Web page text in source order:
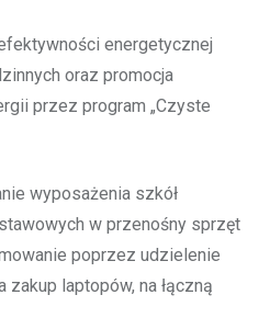
energetycznej
oraz promocja
przez program „Czyste
wyposażenia szkół
w przenośny sprzęt
poprzez udzielenie
laptopów, na łączną